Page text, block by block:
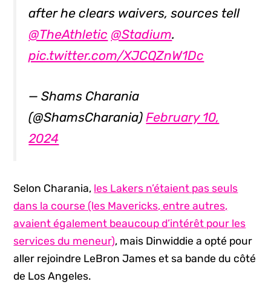
after he clears waivers, sources tell
@TheAthletic @Stadium.
pic.twitter.com/XJCQZnW1Dc
— Shams Charania
(@ShamsCharania)February 10,
2024
Selon Charania, les Lakers n’étaient pas seuls
dans la course (les Mavericks, entre autres,
avaient également beaucoup d’intérêt pour les
services du meneur), mais Dinwiddie a opté pour
aller rejoindre LeBron James et sa bande du côté
de Los Angeles.